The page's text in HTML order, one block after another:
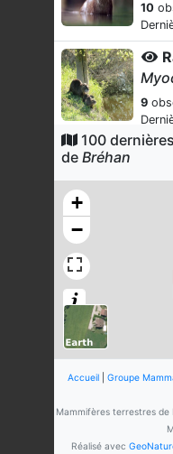
10
9
-
100
de Bréhan
+
−
Accueil Groupe
Mammifères terrestres
Réalisé avec